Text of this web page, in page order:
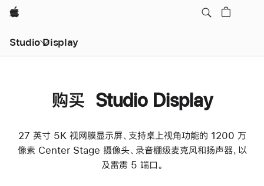
Apple
Studio Display
购买 Studio Display
27 英寸 5K 视网膜显示屏、支持桌上视角功能的 1200 万
像素 Center Stage 摄像头、录音棚级麦克风和扬声器，以
及雷雳 5 端口。